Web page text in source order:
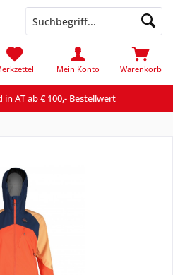
AT ab € 100,- Bestellwert
Warenkorb
Mein Konto